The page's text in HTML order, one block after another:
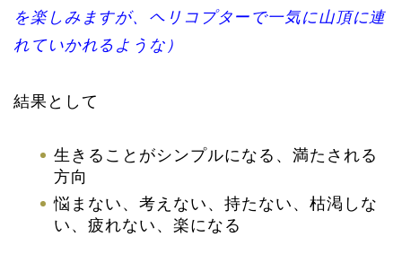
を楽しみますが、ヘリコプターで一気に山頂に連
れていかれるような）
結果として
生きることがシンプルになる、満たされる
方向
悩まない、考えない、持たない、枯渇しな
い、疲れない、楽になる